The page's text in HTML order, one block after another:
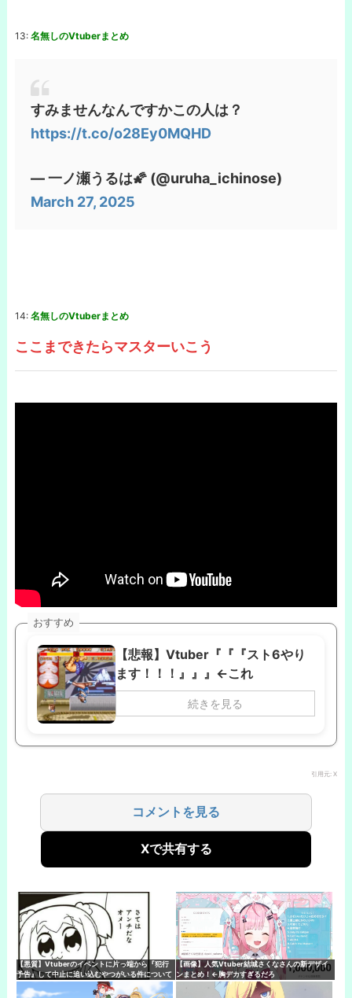
13: 名無しのVtuberまとめ
すみませんなんですかこの人は？
https://t.co/o28Ey0MQHD
— 一ノ瀬うるは🌠 (@uruha_ichinose)
March 27, 2025
14: 名無しのVtuberまとめ
ここまできたらマスターいこう
おすすめ
【悲報】Vtuber『『『スト6やり
ます！！！』』』←これ
続きを見る
引用元: X
コメントを見る
Xで共有する
【悪質】Vtuberのイベントに片っ端から『犯行
予告』して中止に追い込むやつがいる件について
【画像】人気Vtuber結城さくなさんの新デザイ
ンまとめ！←胸デカすぎるだろ